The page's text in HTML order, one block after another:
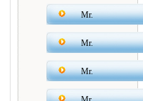
Mr.
Mr.
Mr.